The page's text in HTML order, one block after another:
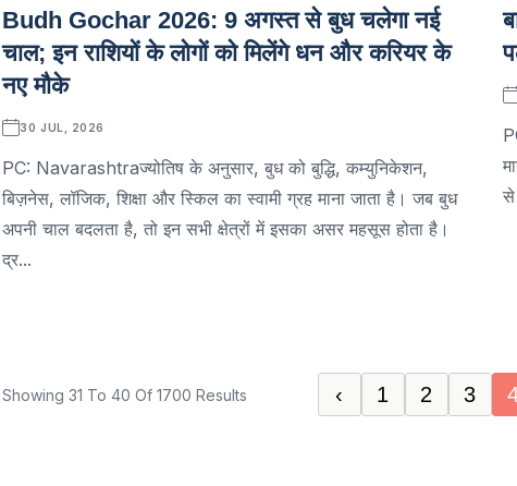
Budh Gochar 2026: 9 अगस्त से बुध चलेगा नई
चाल; इन राशियों के लोगों को मिलेंगे धन और करियर के
नए मौके
30 JUL, 2026
PC: Navarashtraज्योतिष के अनुसार, बुध को बुद्धि, कम्युनिकेशन,
बिज़नेस, लॉजिक, शिक्षा और स्किल का स्वामी ग्रह माना जाता है। जब बुध
अपनी चाल बदलता है, तो इन सभी क्षेत्रों में इसका असर महसूस होता है।
द्र...
से
Showing 31 To 40 Of 1700 Results ‹ 1 2 3